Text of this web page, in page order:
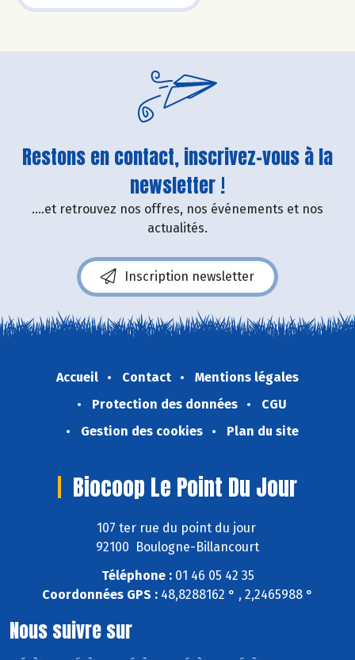
Restons en contact, inscrivez-vous à la
newsletter !
....et retrouvez nos offres, nos événements et nos
actualités.
Inscription newsletter
Accueil Contact
Mentions légales
Protection des données
CGU
Gestion des cookies
Plan du site
Biocoop Le Point Du Jour
107 ter rue du point du jour
92100 Boulogne-Billancourt
Téléphone :01 46 05 42 35
Coordonnées GPS : 48,8288162 ° , 2,2465988 °
Nous suivre sur